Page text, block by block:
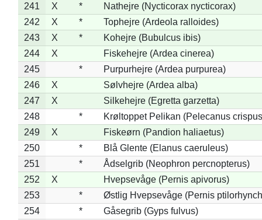
241
X *
Nathejre (Nycticorax nycticorax)
242
X *
Tophejre (Ardeola ralloides)
243
X *
Kohejre (Bubulcus ibis)
244
X
Fiskehejre (Ardea cinerea)
245
*
Purpurhejre (Ardea purpurea)
246
X
Sølvhejre (Ardea alba)
247
X
Silkehejre (Egretta garzetta)
248
*
Krøltoppet Pelikan (Pelecanus
249
X
Fiskeørn (Pandion haliaetus)
250
*
Blå Glente (Elanus caeruleus)
251
*
Ådselgrib (Neophron percnopterus)
252
X
Hvepsevåge (Pernis apivorus)
253
*
Østlig Hvepsevåge (Pernis
254
*
Gåsegrib (Gyps fulvus)